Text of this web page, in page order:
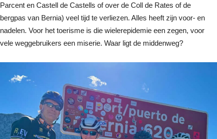
Parcent en Castell de Castells of over de Coll de Rates of de
bergpas van Bernia) veel tijd te verliezen. Alles heeft zijn voor- en
nadelen. Voor het toerisme is die wielerepidemie een zegen, voor
vele weggebruikers een miserie. Waar ligt de middenweg?